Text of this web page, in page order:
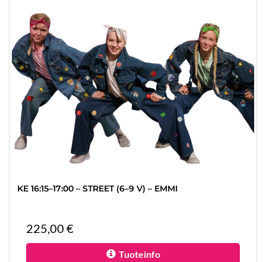
KE 16:15–17:00 – STREET (6–9 V) – EMMI
225,00 €
Tuoteinfo